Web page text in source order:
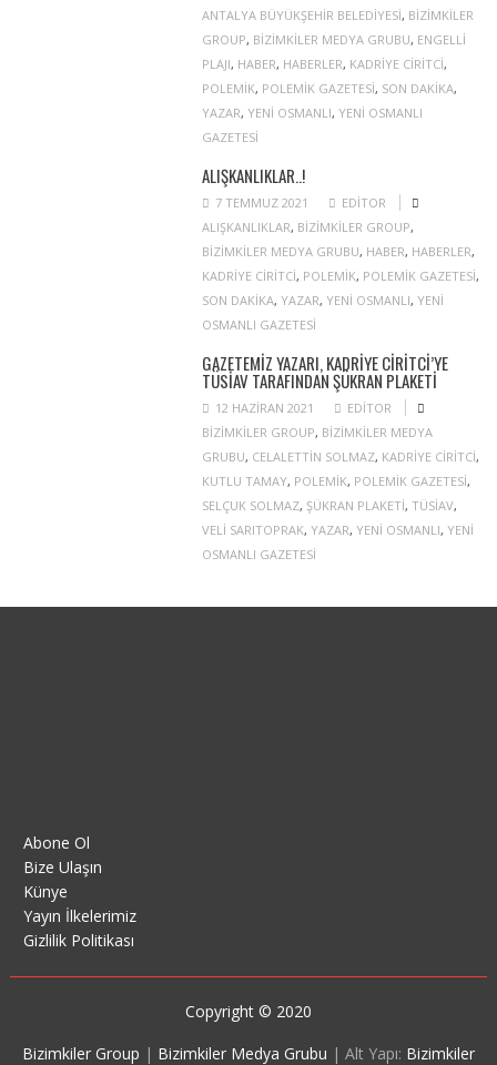
ANTALYA BÜYÜKŞEHIR BELEDIYESI, BIZIMKILER
GROUP, BIZIMKILER MEDYA GRUBU, ENGELLI
PLAJI, HABER, HABERLER, KADRIYE CIRITCI,
POLEMIK, POLEMIK GAZETESI, SON DAKIKA,
YAZAR, YENI OSMANLI, YENI OSMANLI
GAZETESI
ALIŞKANLIKLAR..!
7 TEMMUZ 2021
EDITOR
ALIŞKANLIKLAR, BIZIMKILER GROUP,
BIZIMKILER MEDYA GRUBU, HABER, HABERLER,
KADRIYE CIRITCI, POLEMIK, POLEMIK GAZETESI,
SON DAKIKA, YAZAR, YENI OSMANLI, YENI
OSMANLI GAZETESI
GAZETEMIZ YAZARI, KADRIYE CIRITCI’YE
TÜSİAV TARAFINDAN ŞÜKRAN PLAKETI
12 HAZIRAN 2021
EDITOR
BIZIMKILER GROUP, BIZIMKILER MEDYA
GRUBU, CELALETTIN SOLMAZ, KADRIYE CIRITCI,
KUTLU TAMAY, POLEMIK, POLEMIK GAZETESI,
SELÇUK SOLMAZ, ŞÜKRAN PLAKETI, TÜSIAV,
VELI SARITOPRAK, YAZAR, YENI OSMANLI, YENI
OSMANLI GAZETESI
Abone Ol
Bize Ulaşın
Künye
Yayın İlkelerimiz
Gizlilik Politikası
Copyright © 2020
Bizimkiler Group | Bizimkiler Medya Grubu | Alt Yapı: Bizimkiler